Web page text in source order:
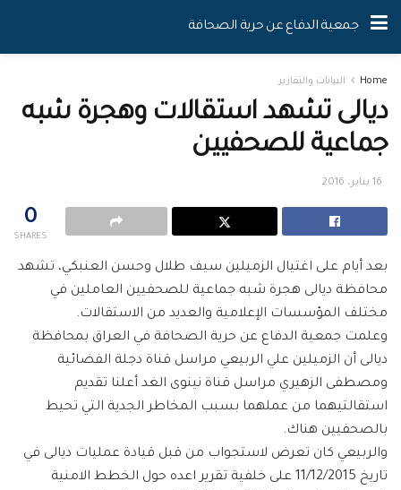
جمعية الدفاع عن حرية الصحافة
Home البيانات والتقارير
ديالى تشهد استقالات وهجرة شبه
جماعية للصحفيين
16 يناير، 2016
0
SHARES
بعد أيام على اغتيال الزميلين سيف طلال وحسن العنبكي، تشهد
محافظة ديالى هجرة شبه جماعية للصحفيين العاملين في
مختلف المؤسسات الإعلامية والعديد من الاستقالات.
وعلمت جمعية الدفاع عن حرية الصحافة في العراق بمحافظة
ديالى أن الزميلين علي الربيعي مراسل قناة دجلة الفضائية
ومصطفى الزهيري مراسل قناة نينوى الغد أعلنا تقديم
استقالتيهما من عملهما بسبب المخاطر الجدية التي تحيط
بالصحفيين هناك.
والربيعي كان تعرض لاستجواب من قبل قيادة عمليات ديالى في
تاريخ 11/12/2015 على خلفية تقرير اعده حول الخطط الامنية